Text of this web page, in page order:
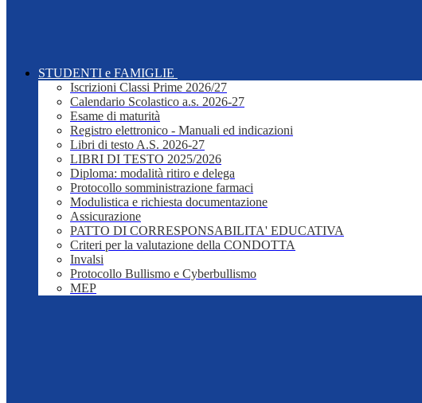
STUDENTI e FAMIGLIE
Iscrizioni Classi Prime 2026/27
Calendario Scolastico a.s. 2026-27
Esame di maturità
Registro elettronico - Manuali ed indicazioni
Libri di testo A.S. 2026-27
LIBRI DI TESTO 2025/2026
Diploma: modalità ritiro e delega
Protocollo somministrazione farmaci
Modulistica e richiesta documentazione
Assicurazione
PATTO DI CORRESPONSABILITA' EDUCATIVA
Criteri per la valutazione della CONDOTTA
Invalsi
Protocollo Bullismo e Cyberbullismo
MEP